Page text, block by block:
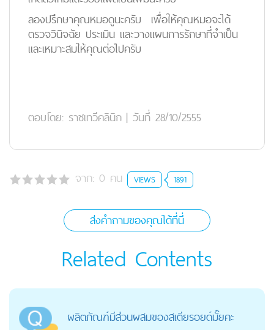
ลองปรึกษาคุณหมอดูนะครับ เพื่อให้คุณหมอจะได้
ตรวจวินิจฉัย ประเมิน และวางแผนการรักษาที่จำเป็น
และเหมาะสมให้คุณต่อไปครับ
ตอบโดย: ราชเทวีคลินิก | วันที่ 28/10/2555
จาก: 0 คน VIEWS 1891
ส่งคำถามของคุณได้ที่นี่
Related Contents
ผลิตภัณฑ์มีส่วนผสมของสเตียรอยด์มั๊ยคะ